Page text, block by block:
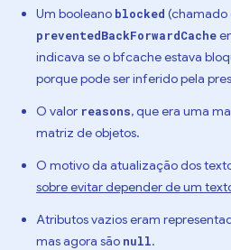
Um booleano blocked (chamado
preventedBackForwardCache
indicava se o bfcache estava
porque pode ser inferido pela
O valor reasons, que era uma
matriz de objetos.
O motivo da atualização dos
sobre evitar depender de um
Atributos vazios eram
mas agora são null.